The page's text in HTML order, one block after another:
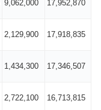
9,062,000 17,952,870
2,129,900 17,918,835
1,434,300 17,346,507
2,722,100 16,713,815